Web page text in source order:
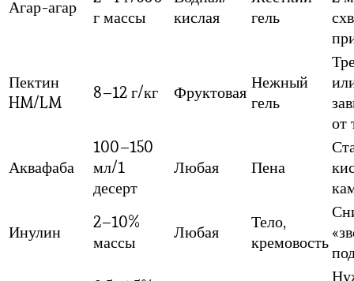
Агар-агар
г массы
кислая
гель
Пектин
HM/LM
8–12 г/кг Фруктовая Нежный
гель
от
Аквафаба
100–150
мл/1
десерт
Любая Пена
Инулин
2–10%
массы
Любая
Тело,
кремовость